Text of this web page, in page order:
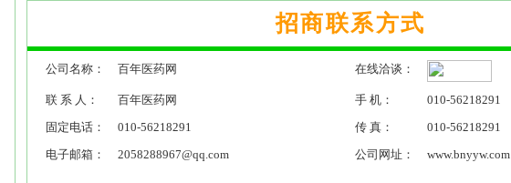
招商联系方式
公司名称： 百年医药网 在线洽谈：
联 系 人： 百年医药网 手 机：
010-56218291
固定电话：
010-56218291 传 真：
010-56218291
电子邮箱：
2058288967@qq.com 公司网址： www.bnyyw.com